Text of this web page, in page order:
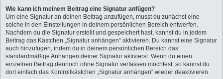
Wie kann ich meinem Beitrag eine Signatur anfügen?
Um eine Signatur an deinen Beitrag anzufügen, musst du zunächst eine
solche in den Einstellungen in deinem persönlichen Bereich entwerfen.
Nachdem du die Signatur erstellt und gespeichert hast, kannst du in jedem
Beitrag das Kästchen „Signatur anhängen“ aktivieren. Du kannst eine Signatur
auch hinzufügen, indem du in deinem persönlichen Bereich das
standardmäßige Anhängen deiner Signatur aktivierst. Wenn du einen
einzelnen Beitrag dennoch ohne Signatur verfassen möchtest, so kannst du
dort einfach das Kontrollkästchen „Signatur anhängen“ wieder deaktivieren.